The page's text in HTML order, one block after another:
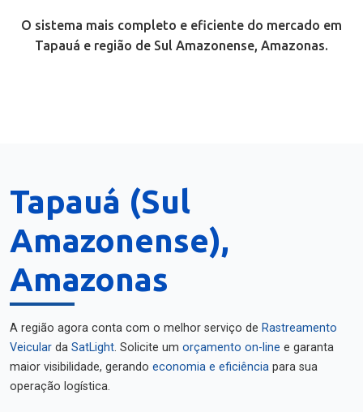
O sistema mais completo e eficiente do mercado em
Tapauá e região de Sul Amazonense, Amazonas.
Tapauá (Sul
Amazonense),
Amazonas
A região agora conta com o melhor serviço de Rastreamento
Veicular da SatLight. Solicite um orçamento on-line e garanta
maior visibilidade, gerando economia e eficiência para sua
operação logística.